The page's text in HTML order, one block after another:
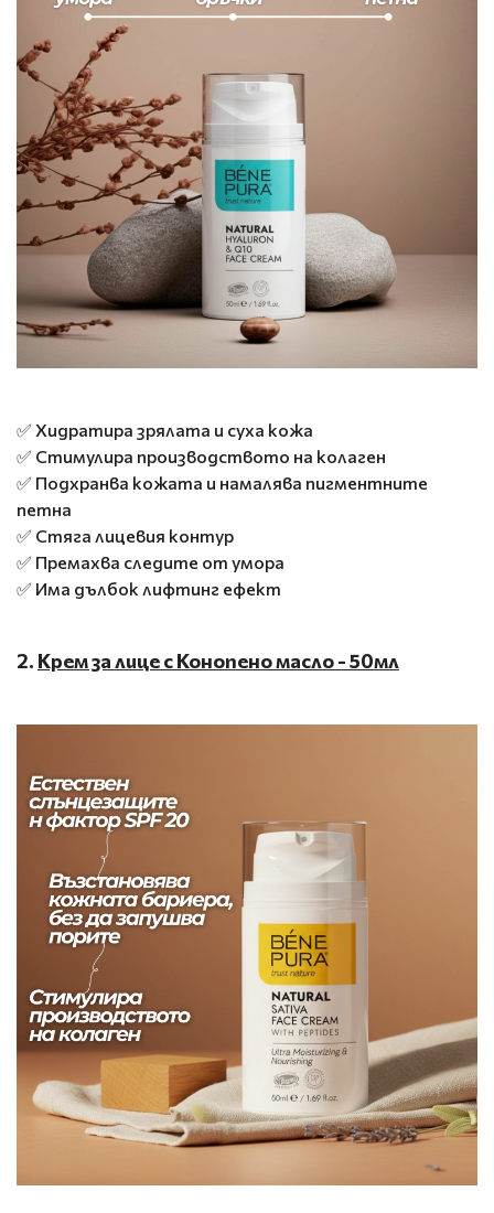
✅ Хидратира зрялата и суха кожа
✅ Стимулира производството на колаген
✅ Подхранва кожата и намалява пигментните
петна
✅ Стяга лицевия контур
✅ Премахва следите от умора
✅ Има дълбок лифтинг ефект
2. Крем за лице с Конопено масло - 50мл